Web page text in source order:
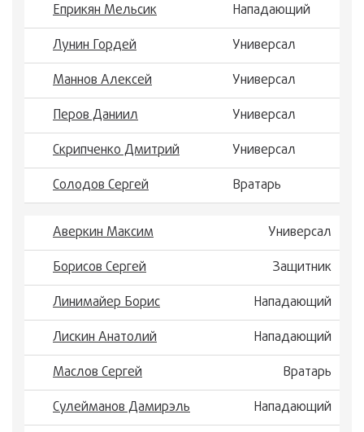
Еприкян Мельсик
Нападающий
Лунин Гордей
Универсал
Маннов Алексей
Универсал
Перов Даниил
Универсал
Скрипченко Дмитрий
Универсал
Солодов Сергей
Вратарь
Аверкин Максим
Универсал
Борисов Сергей
Защитник
Линимайер Борис
Нападающий
Лискин Анатолий
Нападающий
Маслов Сергей
Вратарь
Сулейманов Дамирэль
Нападающий